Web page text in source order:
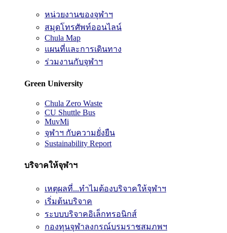
หน่วยงานของจุฬาฯ
สมุดโทรศัพท์ออนไลน์
Chula Map
แผนที่และการเดินทาง
ร่วมงานกับจุฬาฯ
Green University
Chula Zero Waste
CU Shuttle Bus
MuvMi
จุฬาฯ กับความยั่งยืน
Sustainability Report
บริจาคให้จุฬาฯ
เหตุผลที่...ทำไมต้องบริจาคให้จุฬาฯ
เริ่มต้นบริจาค
ระบบบริจาคอิเล็กทรอนิกส์
กองทุนจุฬาลงกรณ์บรมราชสมภพฯ